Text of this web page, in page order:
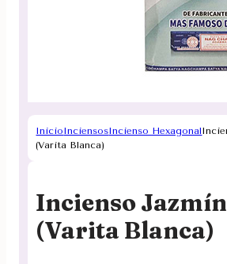
InicioInciensosIncienso Hexagonal
(Varita Blanca)
Incienso
(Varita Blanca)